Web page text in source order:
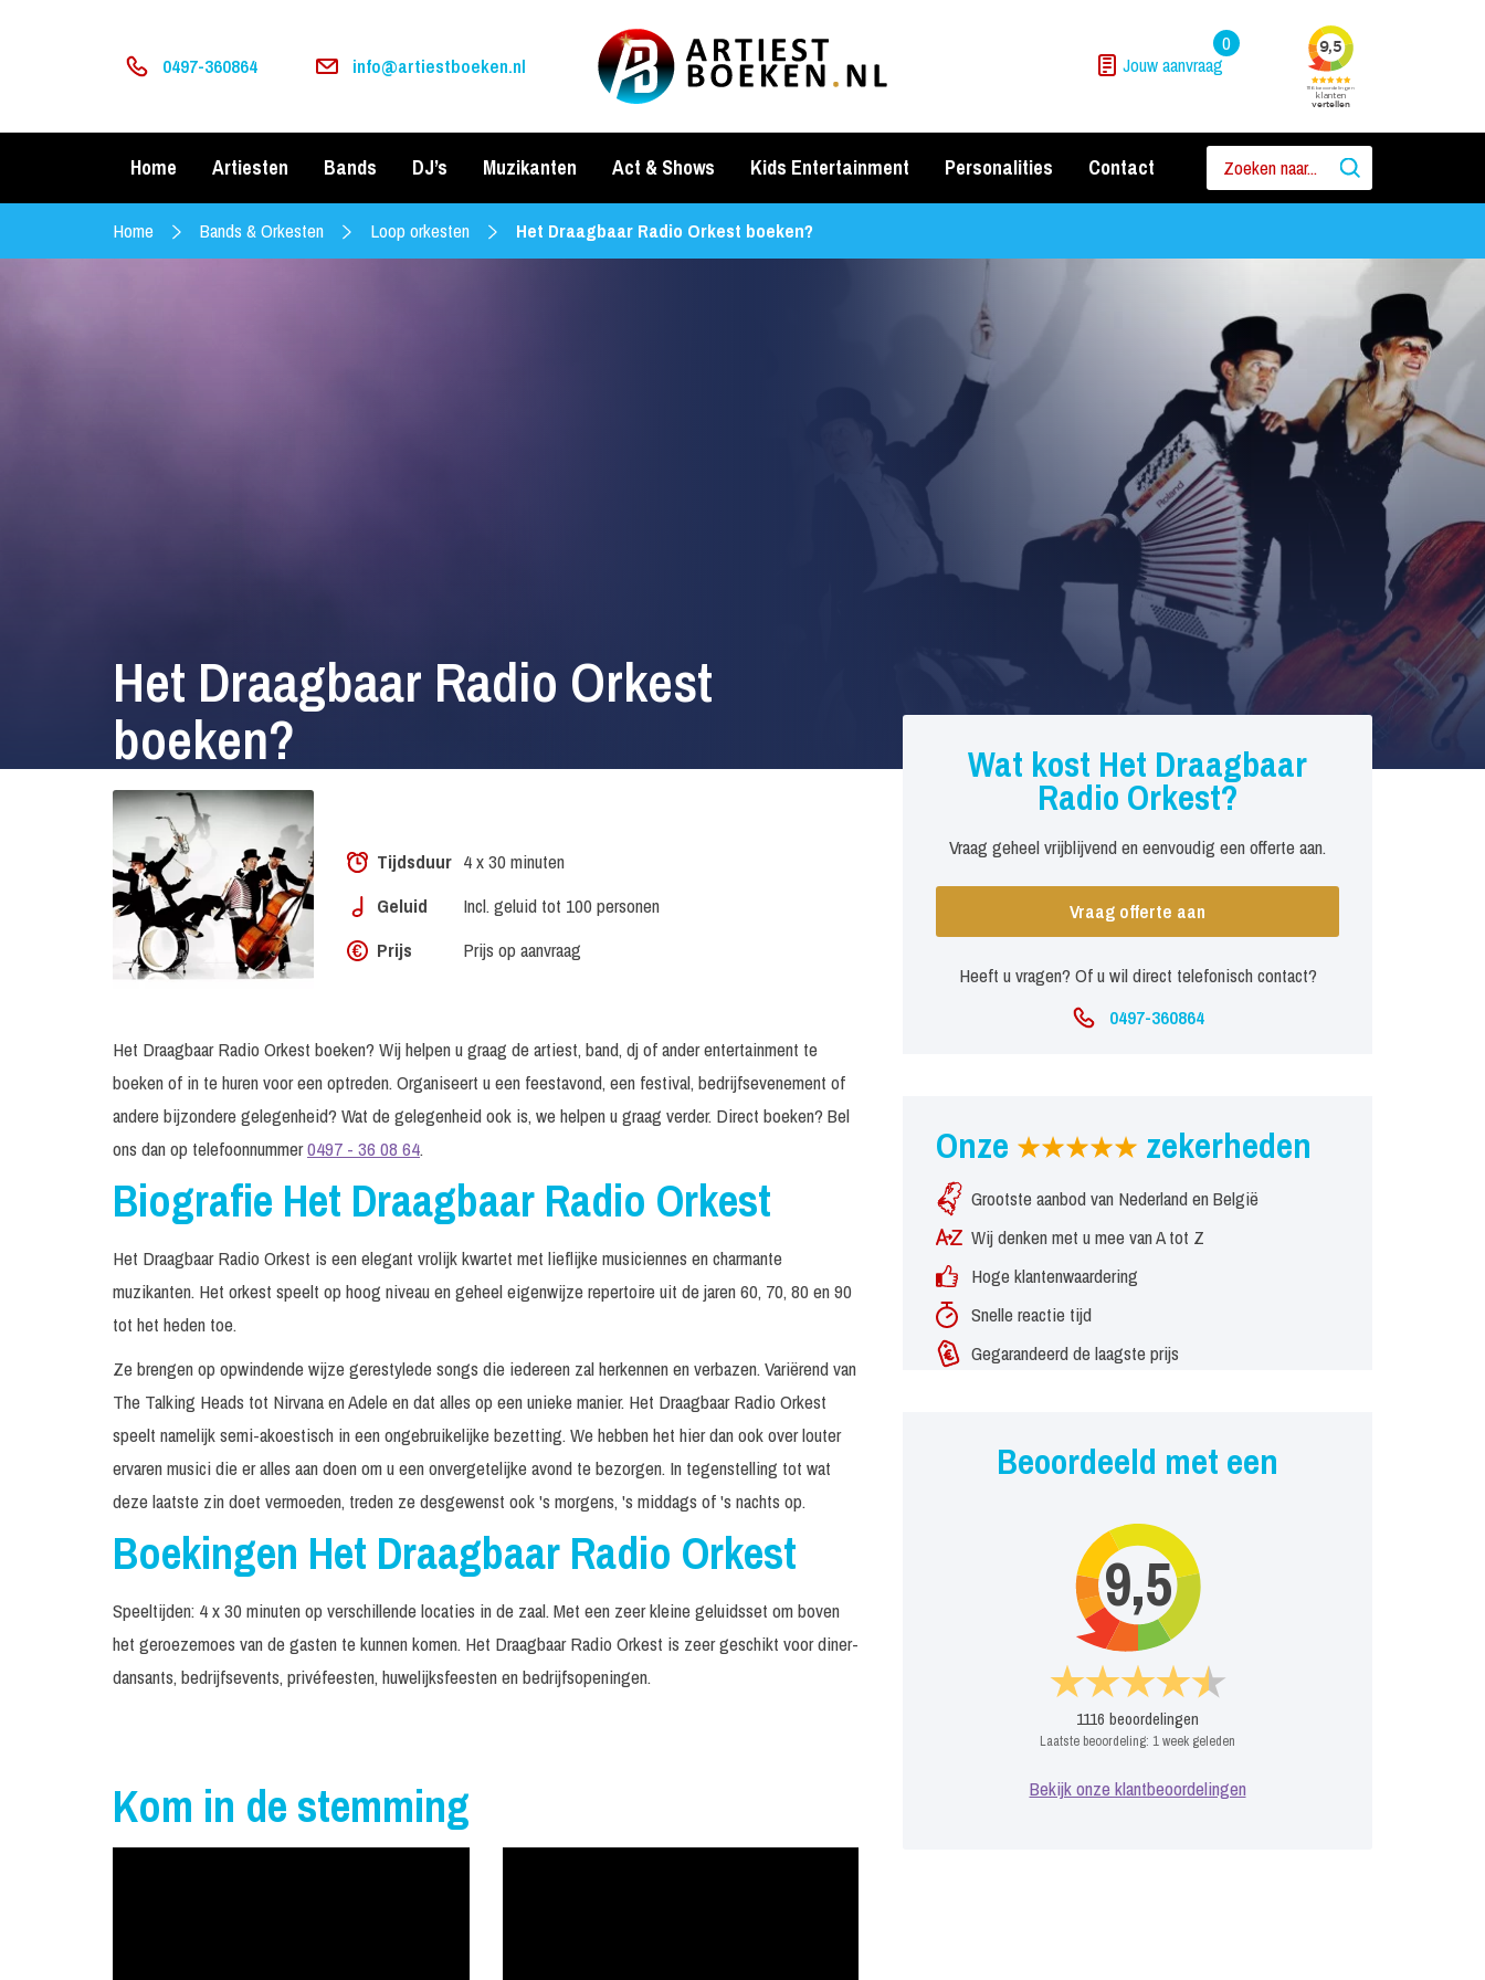
0497-360864 info@artiestboeken.nl Jouw aanvraag
0
Home Artiesten Bands DJ’s Muzikanten Act & Shows Kids Entertainment Personalities Contact
Home Bands & Orkesten Loop orkesten Het Draagbaar Radio Orkest boeken?
Het Draagbaar Radio Orkest
boeken?
Tijdsduur 4 x 30 minuten
Geluid
Incl. geluid tot 100 personen
Prijs
Prijs op aanvraag
Het Draagbaar Radio Orkest boeken? Wij helpen u graag de artiest, band, dj of ander entertainment te
boeken of in te huren voor een optreden. Organiseert u een feestavond, een festival, bedrijfsevenement of
andere bijzondere gelegenheid? Wat de gelegenheid ook is, we helpen u graag verder. Direct boeken? Bel
ons dan op telefoonnummer0497 - 36 08 64.
Biografie Het Draagbaar Radio Orkest
Het Draagbaar Radio Orkest is een elegant vrolijk kwartet met lieflijke musiciennes en charmante
muzikanten. Het orkest speelt op hoog niveau en geheel eigenwijze repertoire uit de jaren 60, 70, 80 en 90
tot het heden toe.
Ze brengen op opwindende wijze gerestylede songs die iedereen zal herkennen en verbazen. Variërend van
The Talking Heads tot Nirvana en Adele en dat alles op een unieke manier. Het Draagbaar Radio Orkest
speelt namelijk semi-akoestisch in een ongebruikelijke bezetting. We hebben het hier dan ook over louter
ervaren musici die er alles aan doen om u een onvergetelijke avond te bezorgen. In tegenstelling tot wat
deze laatste zin doet vermoeden, treden ze desgewenst ook 's morgens, 's middags of 's nachts op.
Boekingen Het Draagbaar Radio Orkest
Speeltijden: 4 x 30 minuten op verschillende locaties in de zaal. Met een zeer kleine geluidsset om boven
het geroezemoes van de gasten te kunnen komen. Het Draagbaar Radio Orkest is zeer geschikt voor diner-
dansants, bedrijfsevents, privéfeesten, huwelijksfeesten en bedrijfsopeningen.
Kom in de stemming
Wat kost Het Draagbaar
Radio Orkest?
Vraag geheel vrijblijvend en eenvoudig een offerte aan.
Vraag offerte aan
Heeft u vragen? Of u wil direct telefonisch contact?
0497-360864
Onze zekerheden
Grootste aanbod van Nederland en België
Wij denken met u mee van A tot Z
Hoge klantenwaardering
Snelle reactie tijd
Gegarandeerd de laagste prijs
Beoordeeld met een
9,5
1116 beoordelingen
Laatste beoordeling: 1 week geleden
Bekijk onze klantbeoordelingen